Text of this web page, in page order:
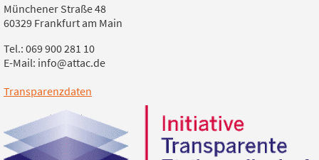
Münchener Straße 48
60329 Frankfurt am Main
Tel.: 069 900 281 10
E-Mail: info@attac.de
Transparenzdaten